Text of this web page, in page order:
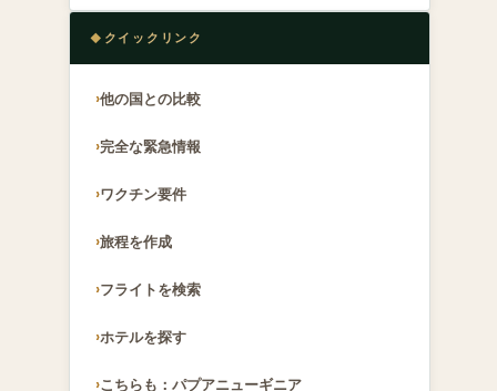
クイックリンク
他の国との比較
完全な緊急情報
ワクチン要件
旅程を作成
フライトを検索
ホテルを探す
こちらも：パプアニューギニア